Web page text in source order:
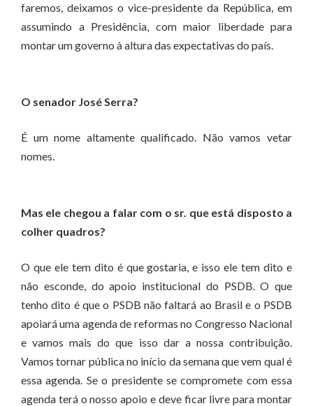
faremos, deixamos o vice-presidente da República, em
assumindo a Presidência, com maior liberdade para
montar um governo à altura das expectativas do país.
O senador José Serra?
É um nome altamente qualificado. Não vamos vetar
nomes.
Mas ele chegou a falar com o sr. que está disposto a
colher quadros?
O que ele tem dito é que gostaria, e isso ele tem dito e
não esconde, do apoio institucional do PSDB. O que
tenho dito é que o PSDB não faltará ao Brasil e o PSDB
apoiará uma agenda de reformas no Congresso Nacional
e vamos mais do que isso dar a nossa contribuição.
Vamos tornar pública no início da semana que vem qual é
essa agenda. Se o presidente se compromete com essa
agenda terá o nosso apoio e deve ficar livre para montar